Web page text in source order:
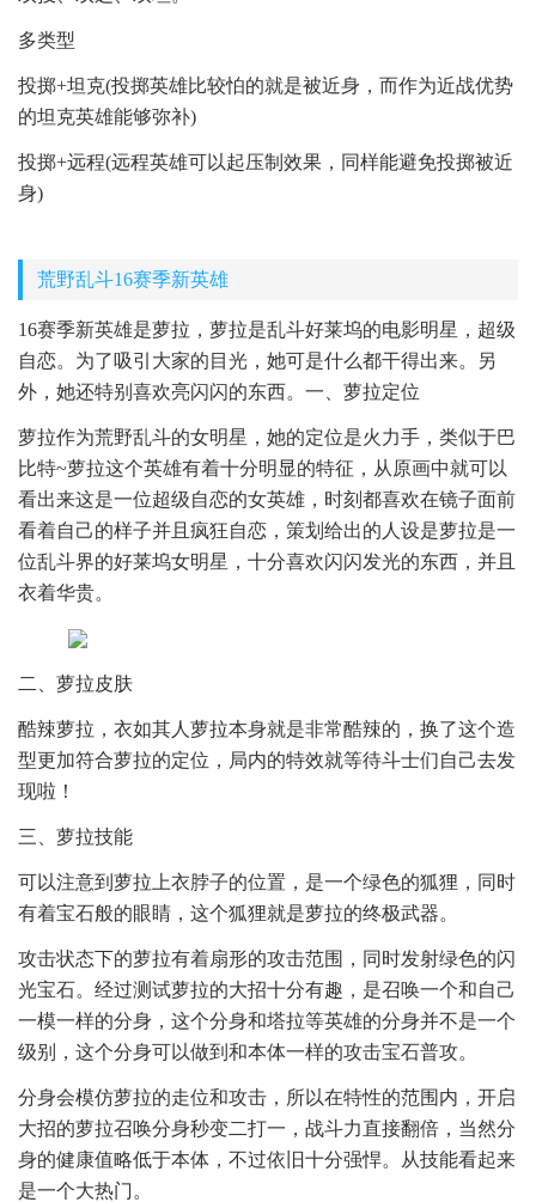
多类型
投掷+坦克(投掷英雄比较怕的就是被近身，而作为近战优势
的坦克英雄能够弥补)
投掷+远程(远程英雄可以起压制效果，同样能避免投掷被近
身)
荒野乱斗16赛季新英雄
16赛季新英雄是萝拉，萝拉是乱斗好莱坞的电影明星，超级
自恋。为了吸引大家的目光，她可是什么都干得出来。另
外，她还特别喜欢亮闪闪的东西。一、萝拉定位
萝拉作为荒野乱斗的女明星，她的定位是火力手，类似于巴
比特~萝拉这个英雄有着十分明显的特征，从原画中就可以
看出来这是一位超级自恋的女英雄，时刻都喜欢在镜子面前
看着自己的样子并且疯狂自恋，策划给出的人设是萝拉是一
位乱斗界的好莱坞女明星，十分喜欢闪闪发光的东西，并且
衣着华贵。
二、萝拉皮肤
酷辣萝拉，衣如其人萝拉本身就是非常酷辣的，换了这个造
型更加符合萝拉的定位，局内的特效就等待斗士们自己去发
现啦！
三、萝拉技能
可以注意到萝拉上衣脖子的位置，是一个绿色的狐狸，同时
有着宝石般的眼睛，这个狐狸就是萝拉的终极武器。
攻击状态下的萝拉有着扇形的攻击范围，同时发射绿色的闪
光宝石。经过测试萝拉的大招十分有趣，是召唤一个和自己
一模一样的分身，这个分身和塔拉等英雄的分身并不是一个
级别，这个分身可以做到和本体一样的攻击宝石普攻。
分身会模仿萝拉的走位和攻击，所以在特性的范围内，开启
大招的萝拉召唤分身秒变二打一，战斗力直接翻倍，当然分
身的健康值略低于本体，不过依旧十分强悍。从技能看起来
是一个大热门。